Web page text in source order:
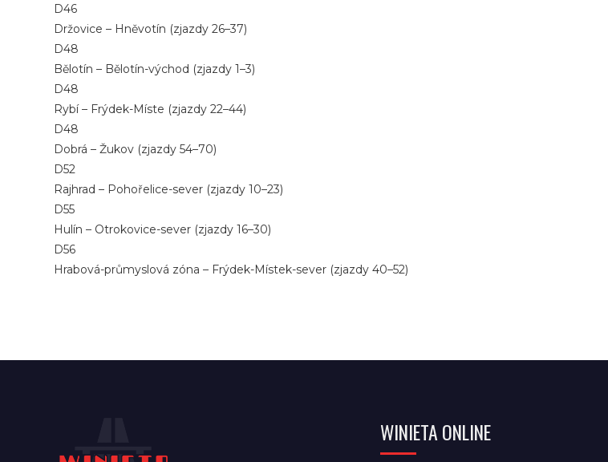
D46
Držovice – Hněvotín (zjazdy 26–37)
D48
Bělotín – Bělotín-východ (zjazdy 1–3)
D48
Rybí – Frýdek-Míste (zjazdy 22–44)
D48
Dobrá – Žukov (zjazdy 54–70)
D52
Rajhrad – Pohořelice-sever (zjazdy 10–23)
D55
Hulín – Otrokovice-sever (zjazdy 16–30)
D56
Hrabová-průmyslová zóna – Frýdek-Místek-sever (zjazdy 40–52)
WINIETA ONLINE